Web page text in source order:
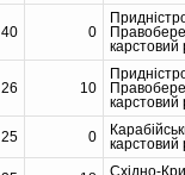
40 0
карстовий
26 10
карстовий
25 0
карстовий
Східно-